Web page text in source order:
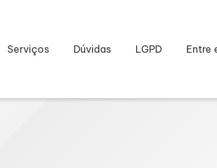
Serviços Dúvidas LGPD Entre